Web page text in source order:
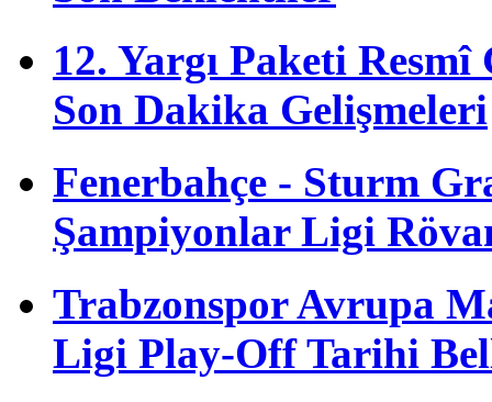
12. Yargı Paketi Resmî
Son Dakika Gelişmeleri
Fenerbahçe - Sturm
Şampiyonlar Ligi
Trabzonspor Avrupa
Ligi Play-Off Tarihi